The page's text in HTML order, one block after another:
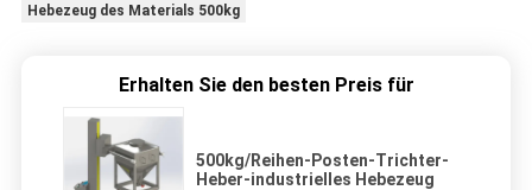
Hebezeug des Materials 500kg
Erhalten Sie den besten Preis für
500kg/Reihen-Posten-Trichter-
Heber-industrielles Hebezeug